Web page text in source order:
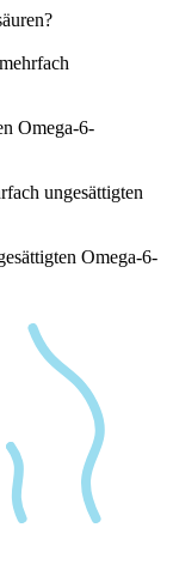
Omega-6-
ungesättigten
Omega-6-